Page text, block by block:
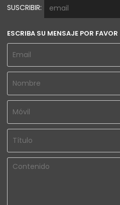
SUSCRIBIR:
ESCRIBA SU MENSAJE POR FAVOR